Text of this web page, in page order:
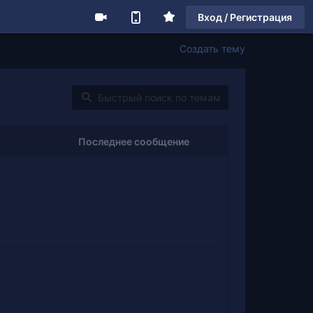
Вход / Регистрация
Создать тему
Последнее сообщение